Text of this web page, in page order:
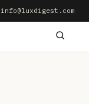
info@luxdigest.com